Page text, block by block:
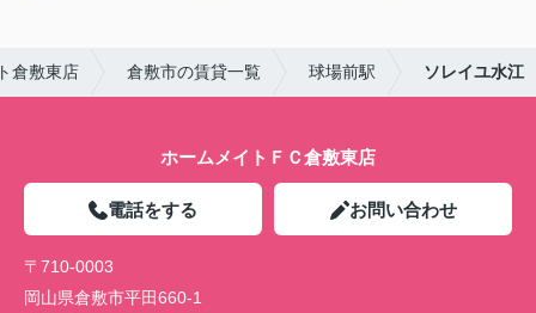
倉敷東店 倉敷市の賃貸一覧 球場前駅 ソレイユ水江
ホームメイトＦＣ倉敷東店
電話をする お問い合わせ
〒710-0003
岡山県倉敷市平田660-1